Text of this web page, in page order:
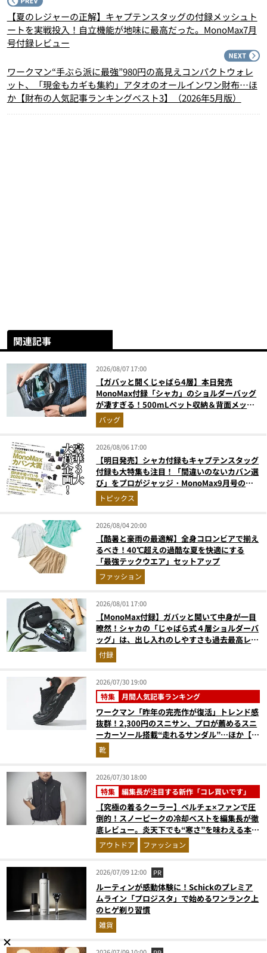
【夏のレジャーの正解】キャプテンスタッグの付録メッシュト
ートを実戦投入！自立機能が地味に最高だった。MonoMax7月
号付録レビュー
ワークマン“手ぶら派に最強”980円の高見えコンパクトウォレ
ット、「現金もカギも集約」アタオのオールインワン財布…ほ
か【財布の人気記事ランキングベスト3】（2026年5月版）
関連記事
2026/08/07 17:00
【ガバッと開くじゃばら4層】本日発売
MonoMax付録「シャカ」のショルダーバッグ
が凄すぎる！500mLペット収納＆背面メッシ
ュでベタつかない
バッグ
2026/08/06 17:00
【明日発売】シャカ付録もキャプテンスタッグ
付録も大特集も注目！「間違いのないカバン選
び」をプロがジャッジ・MonoMax9月号の目
次を公開
トピックス
2026/08/04 20:00
【酷暑と豪雨の最適解】全身コロンビアで揃え
るべき！40℃超えの過酷な夏を快適にする
「最強テックウエア」セットアップ
ファッション
2026/08/01 17:00
【MonoMax付録】ガバッと開いて中身が一目
瞭然！シャカの「じゃばら式４層ショルダーバ
ッグ」は、出し入れのしやすさも過去最高レベ
ルだった！
付録
2026/07/30 19:00
特集 月間人気記事ランキング
ワークマン「昨年の完売作が復活」トレンド感
抜群！2,300円のスニサン、プロが薦めるスニ
ーカーソール搭載“走れるサンダル”…ほか【夏
シューズの人気記事ランキングベスト3】
（2026年6月版）
靴
2026/07/30 18:00
特集 編集長が注目する新作「コレ買いです」
【究極の着るクーラー】ペルチェ×ファンで圧
倒的！スノーピークの冷却ベストを編集長が徹
底レビュー。炎天下でも“寒さ”を味わえる本気
のギア『コレ買いです』Vol.172
アウトドア ファッション
2026/07/09 12:00 PR
ルーティンが感動体験に！Schickのプレミア
ムライン「プロジスタ」で始めるワンランク上
のヒゲ剃り習慣
雑貨